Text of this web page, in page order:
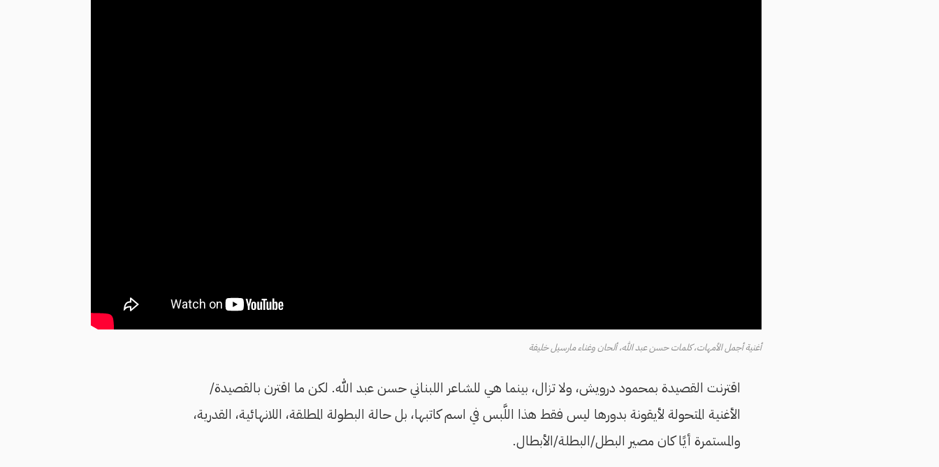
أغنية أجمل الأمهات، كلمات حسن عبد الله، ألحان وغناء مارسيل خليفة
اقترنت القصيدة بمحمود درويش، ولا تزال، بينما هي للشاعر اللبناني حسن عبد الله. لكن ما اقترن بالقصيدة/
الأغنية المتحولة لأيقونة بدورها ليس فقط هذا اللَّبس في اسم كاتبها، بل حالة البطولة المطلقة، اللانهائية، القدرية،
والمستمرة أيًا كان مصير البطل/البطلة/الأبطال.